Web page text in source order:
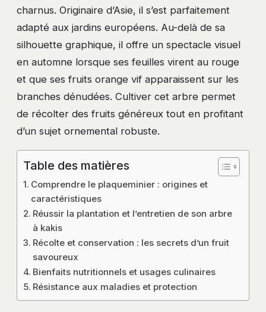
charnus. Originaire d’Asie, il s’est parfaitement
adapté aux jardins européens. Au-delà de sa
silhouette graphique, il offre un spectacle visuel
en automne lorsque ses feuilles virent au rouge
et que ses fruits orange vif apparaissent sur les
branches dénudées. Cultiver cet arbre permet
de récolter des fruits généreux tout en profitant
d’un sujet ornemental robuste.
Table des matières
Comprendre le plaqueminier : origines et
caractéristiques
Réussir la plantation et l’entretien de son arbre
à kakis
Récolte et conservation : les secrets d’un fruit
savoureux
Bienfaits nutritionnels et usages culinaires
Résistance aux maladies et protection